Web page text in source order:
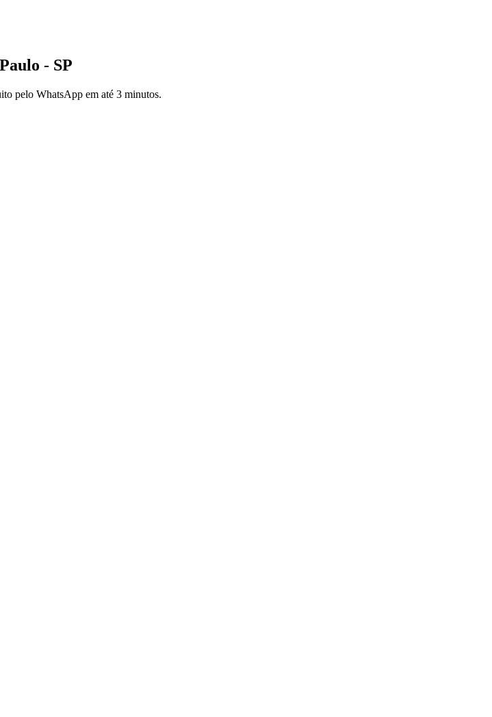
- SP
pelo WhatsApp em até 3 minutos.